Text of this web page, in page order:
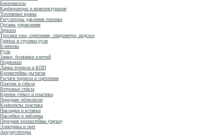
Бензонасосы
Карбюраторы и комплектующие
Топливные краны
Регуляторы давления топлива
Органы управления
Зеркала
Тросики газа, сцепления, спидометра, подсоса
Грипсы и грузики руля
Клипоны
Рули
Замки, болванки ключей
Подножки
Лапки тормоза и КПП
Кронштейны рычагов
Рычаги тормоза и сцепления
Пластик и стёкла
Ветровые стёкла
Крепёж стёкол и пластика
Передние обтекатели
Комплекты пластика
Накладки и вставки
Наклейки и эмблемы
Передние кронштейны (пауки)
Электрика и свет
Аккумуляторы